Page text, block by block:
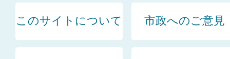
このサイトについて 市政へのご意見